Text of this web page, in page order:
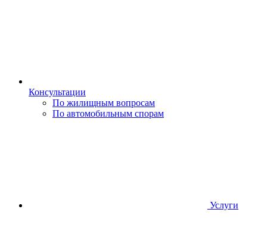
Консультации
По жилищным вопросам
По автомобильным спорам
Услуги